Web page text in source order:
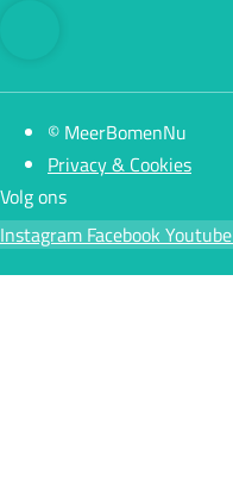
© MeerBomenNu
Privacy & Cookies
Volg ons
Instagram Facebook Youtube